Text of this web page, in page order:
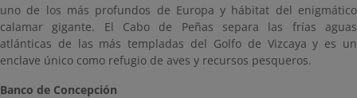
uno de los más profundos de Europa y hábitat del enigmático
calamar gigante. El Cabo de Peñas separa las frías aguas
atlánticas de las más templadas del Golfo de Vizcaya y es un
enclave único como refugio de aves y recursos pesqueros.
Banco de Concepción